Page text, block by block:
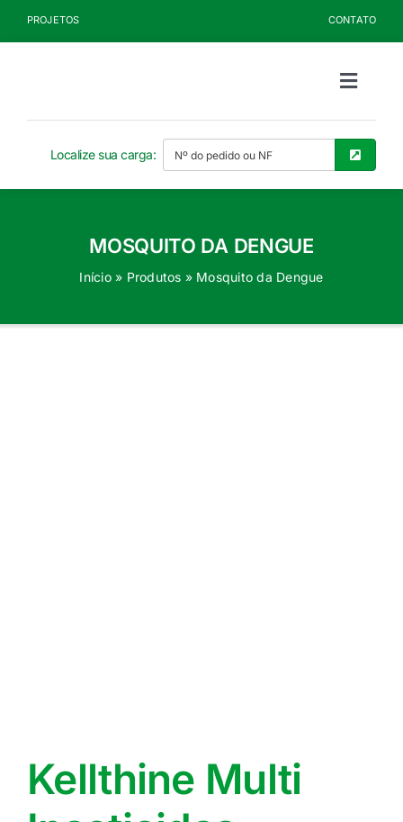
PROJETOS CONTATO
Toggle
Produtos
Documentos
Localize sua carga:
MOSQUITO DA DENGUE
Início» Produtos » Mosquito da Dengue
Kellthine Multi